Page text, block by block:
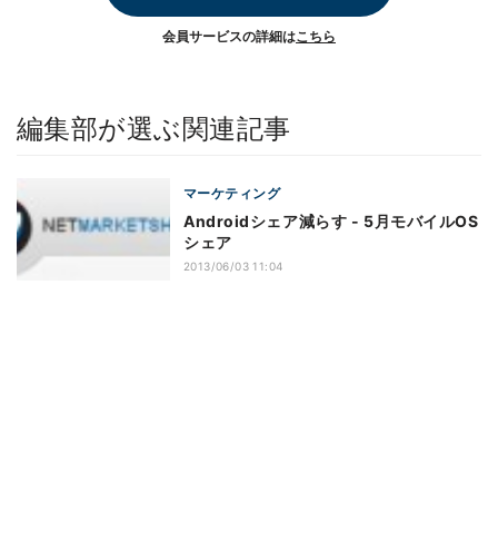
会員サービスの詳細はこちら
編集部が選ぶ関連記事
マーケティング
Androidシェア減らす - 5月モバイルOS
シェア
2013/06/03 11:04